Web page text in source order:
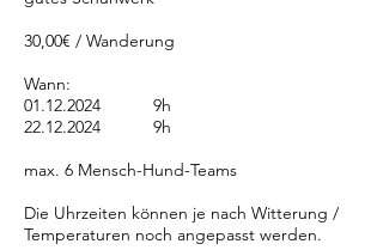
30,00€ / Wanderung
Wann:
01.12.2024 9h
22.12.2024 9h
max. 6 Mensch-Hund-Teams
Die Uhrzeiten können je nach Witterung /
Temperaturen noch angepasst werden.